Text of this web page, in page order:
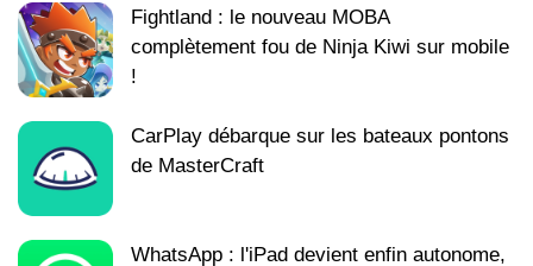
Fightland : le nouveau MOBA
complètement fou de Ninja Kiwi sur mobile
!
CarPlay débarque sur les bateaux pontons
de MasterCraft
WhatsApp : l'iPad devient enfin autonome,